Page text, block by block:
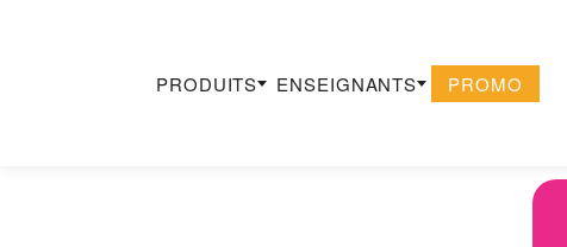
PRODUITS ENSEIGNANTS PROMO